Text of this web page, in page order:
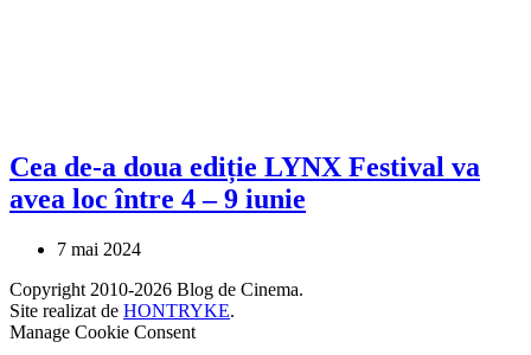
Cea de-a doua ediție LYNX Festival va
avea loc între 4 – 9 iunie
7 mai 2024
Copyright 2010-2026 Blog de Cinema.
Site realizat de HONTRYKE.
Manage Cookie Consent